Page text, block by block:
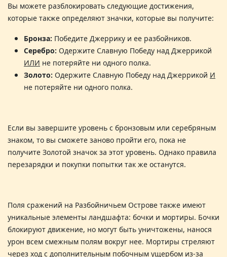
Вы можете разблокировать следующие достижения,
которые также определяют значки, которые вы получите:
Бронза: Победите Джеррику и ее разбойников.
Серебро: Одержите Славную Победу над Джеррикой
ИЛИ не потеряйте ни одного полка.
Золото: Одержите Славную Победу над Джеррикой И
не потеряйте ни одного полка.
Если вы завершите уровень с бронзовым или серебряным
знаком, то вы сможете заново пройти его, пока не
получите Золотой значок за этот уровень. Однако правила
перезарядки и покупки попытки так же останутся.
Поля сражений на Разбойничьем Острове также имеют
уникальные элементы ландшафта: бочки и мортиры. Бочки
блокируют движение, но могут быть уничтожены, нанося
урон всем смежным полям вокруг нее. Мортиры стреляют
через ход с дополнительным побочным ущербом из-за